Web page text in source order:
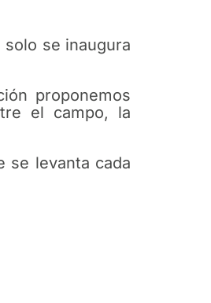
se inaugura
proponemos
el campo, la
se levanta cada